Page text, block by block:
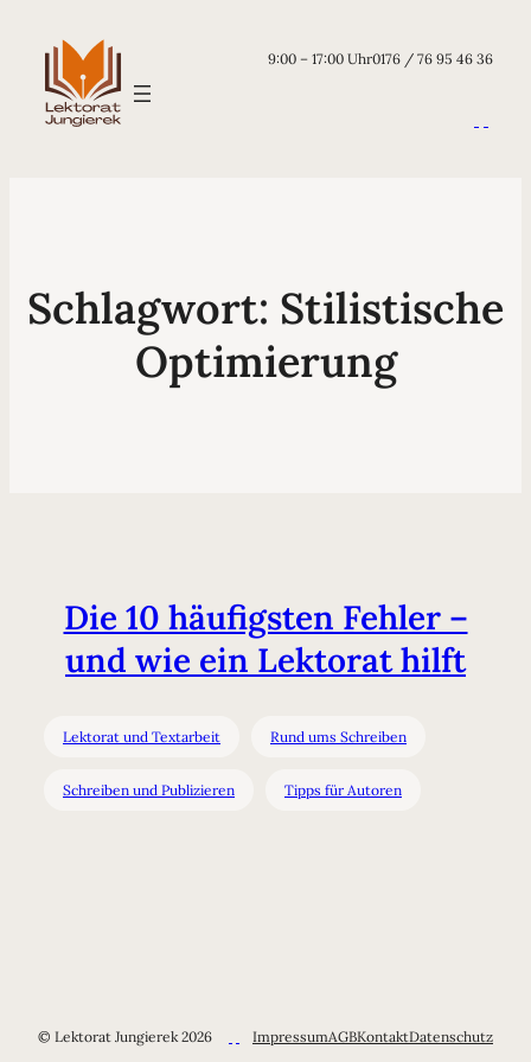
9:00 – 17:00 Uhr0176 / 76 95 46 36
Schlagwort: Stilistische
Optimierung
Die 10 häufigsten Fehler –
und wie ein Lektorat hilft
Lektorat und Textarbeit Rund ums Schreiben
Schreiben und Publizieren Tipps für Autoren
© Lektorat Jungierek 2026 ImpressumAGBKontaktDatenschutz